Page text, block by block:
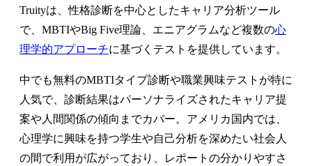
Truityは、性格診断を中心としたキャリア分析ツール
で、MBTIやBig Five理論、エニアグラムなど複数の心
理学的アプローチに基づくテストを提供しています。
中でも無料のMBTIタイプ診断や職業興味テストが特に
人気で、診断結果はパーソナライズされたキャリア提
案や人間関係の傾向までカバー。アメリカ国内では、
心理学に興味を持つ学生や自己分析を深めたい社会人
の間で利用が広がっており、レポートの分かりやすさ